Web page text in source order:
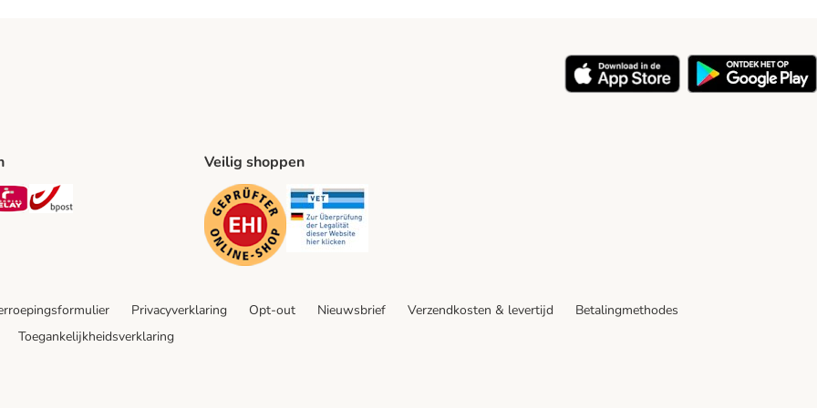
Method
Shipping Method
Mondial Relay Shipping Method
Veilig shoppen
Security
Privacyverklaring Opt-out Nieuwsbrief Verzendkosten & levertijd
Betalingmethodes
Toegankelijkheidsverklaring